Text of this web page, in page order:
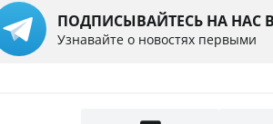
ПОДПИСЫВАЙТЕСЬ НА НАС В
Узнавайте о новостях первыми